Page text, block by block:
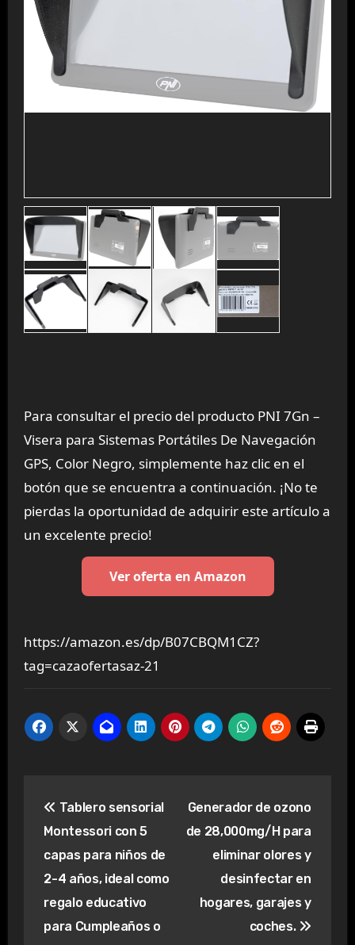
Para consultar el precio del producto PNI 7Gn –
Visera para Sistemas Portátiles De Navegación
GPS, Color Negro, simplemente haz clic en el
botón que se encuentra a continuación. ¡No te
pierdas la oportunidad de adquirir este artículo a
un excelente precio!
Ver oferta en Amazon
https://amazon.es/dp/B07CBQM1CZ?
tag=cazaofertasaz-21
de
entradas
Tablero sensorial
Montessori con 5
capas para niños de
2-4 años, ideal como
regalo educativo
para Cumpleaños o
Generador de ozono
de 28,000mg/H para
eliminar olores y
desinfectar en
hogares, garajes y
coches.